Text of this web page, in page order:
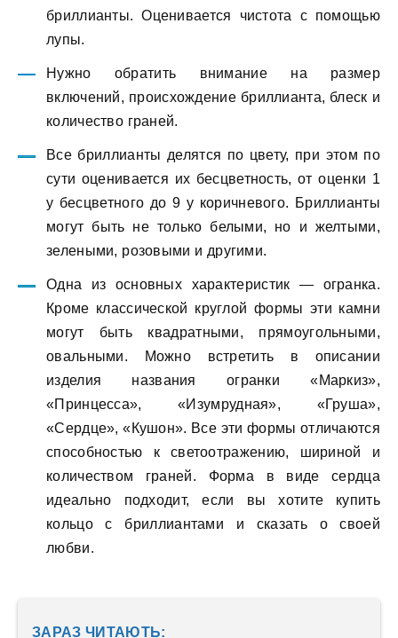
бриллианты. Оценивается чистота с помощью
лупы.
Нужно обратить внимание на размер
включений, происхождение бриллианта, блеск и
количество граней.
Все бриллианты делятся по цвету, при этом по
сути оценивается их бесцветность, от оценки 1
у бесцветного до 9 у коричневого. Бриллианты
могут быть не только белыми, но и желтыми,
зелеными, розовыми и другими.
Одна из основных характеристик — огранка.
Кроме классической круглой формы эти камни
могут быть квадратными, прямоугольными,
овальными. Можно встретить в описании
изделия названия огранки «Маркиз»,
«Принцесса», «Изумрудная», «Груша»,
«Сердце», «Кушон». Все эти формы отличаются
способностью к светоотражению, шириной и
количеством граней. Форма в виде сердца
идеально подходит, если вы хотите купить
кольцо с бриллиантами и сказать о своей
любви.
ЗАРАЗ ЧИТАЮТЬ: